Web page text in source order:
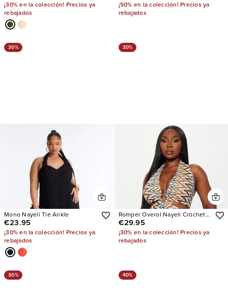
¡30% en la colección! Precios ya
rebajados
¡50% en la colección! Precios ya
rebajados
30%
Mono Nayeli Tie Ankle
€23.95
¡30% en la colección! Precios ya
rebajados
30%
Romper Overol Nayeli Crochet
Halter
€29.95
¡30% en la colección! Precios ya
rebajados
30% 40%